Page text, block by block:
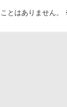
とはありません。